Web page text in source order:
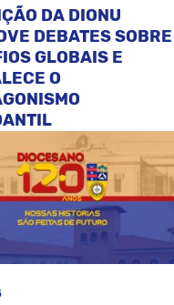
DA DIONU
DEBATES SOBRE
GLOBAIS E
O